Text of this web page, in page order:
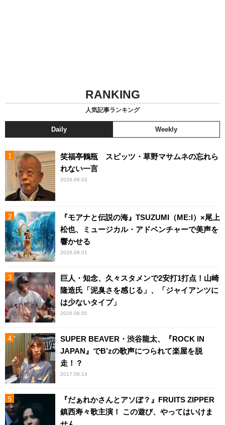
RANKING
人気記事ランキング
Daily Weekly
笑福亭鶴瓶 スピッツ・草野マサムネの忘れら
れない一言
2026.08.03
『モアナと伝説の海』TSUZUMI（ME:I）×尾上
松也、ミュージカル・アドベンチャーで美声を
響かせる
2026.08.01
巨人・知念、久々スタメンで2安打1打点！山崎
隆造氏「泥臭さを感じる」、「ジャイアンツに
は少ないタイプ」
2026.08.05
SUPER BEAVER・渋谷龍太、『ROCK IN
JAPAN』でB’zの歌声につられて楽屋を脱
走！？
2017.08.14
『だぁれかさんとアソぼ？』FRUITS ZIPPER
鎮西寿々歌主演！ この遊び、やってはいけま